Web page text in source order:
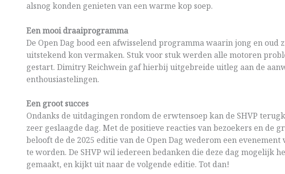
alsnog konden genieten van een warme kop soep.
Een mooi draaiprogramma
De Open Dag bood een afwisselend programma waarin jong en oud
uitstekend kon vermaken. Stuk voor stuk werden alle motoren
gestart. Dimitry Reichwein gaf hierbij uitgebreide uitleg aan de
enthousiastelingen.
Een groot succes
Ondanks de uitdagingen rondom de erwtensoep kan de SHVP
zeer geslaagde dag. Met de positieve reacties van bezoekers en de
belooft de de 2025 editie van de Open Dag wederom een evenement
te worden. De SHVP wil iedereen bedanken die deze dag mogelijk
gemaakt, en kijkt uit naar de volgende editie. Tot dan!